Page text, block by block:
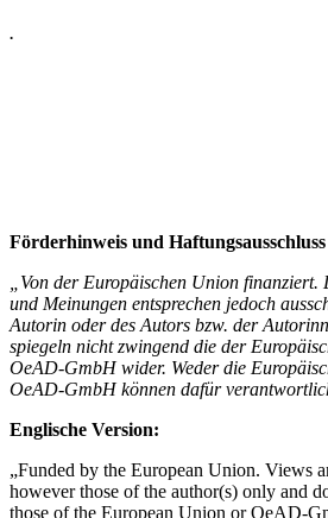
.
Förderhinweis und
„Von der Europäischen Union
und Meinungen entsprechen jedoch
Autorin oder des Autors bzw. der
spiegeln nicht zwingend die der
OeAD-GmbH wider. Weder die
OeAD-GmbH können dafür
Englische Version:
„Funded by the European Union. Views
however those of the author(s) only and
those of the European Union or OeAD-